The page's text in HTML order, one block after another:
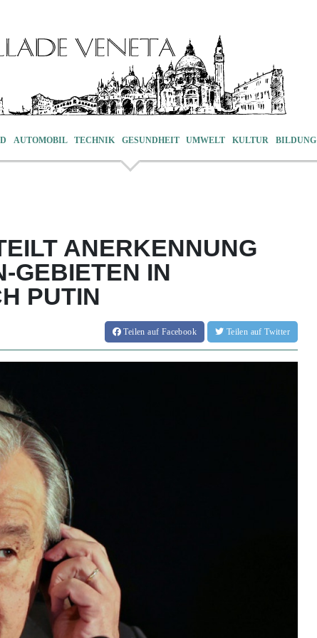
AUTOMOBIL TECHNIK GESUNDHEIT UMWELT KULTUR BILDUNG
ANERKENNUNG
GEBIETEN IN
PUTIN
Teilenauf Facebook Teilen auf Twitter